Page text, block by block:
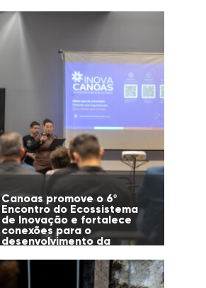
Canoas promove o 6º
Encontro do Ecossistema
de Inovação e fortalece
conexões para o
desenvolvimento da